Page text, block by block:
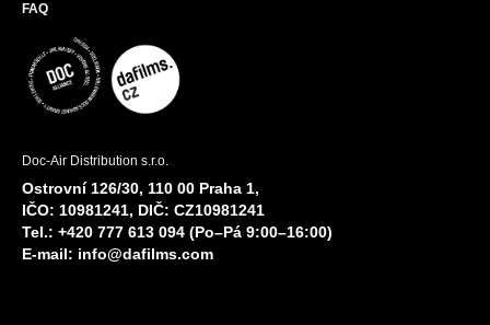
FAQ
Doc-Air Distribution s.r.o.
Ostrovní 126/30, 110 00 Praha 1,
IČO: 10981241, DIČ: CZ10981241
Tel.: +420 777 613 094 (Po–Pá 9:00–16:00)
E-mail: info@dafilms.com